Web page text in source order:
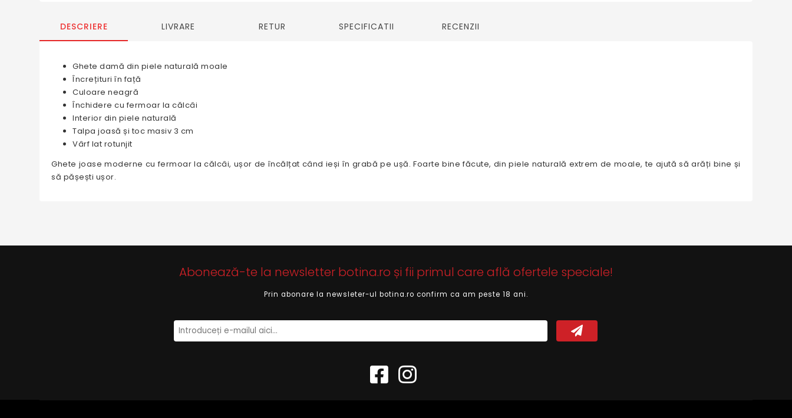
DESCRIERE LIVRARE RETUR SPECIFICATII RECENZII
Ghete damă din piele naturală moale
Încrețituri în față
Culoare neagră
Închidere cu fermoar la călcâi
Interior din piele naturală
Talpa joasă și toc masiv 3 cm
Vârf lat rotunjit
Ghete joase moderne cu fermoar la călcâi, ușor de încălțat când ieși în grabă pe ușă. Foarte bine făcute, din piele naturală extrem de moale, te ajută să arăți bine și
să pășești ușor.
Abonează-te la newsletter botina.ro și fii primul care află ofertele speciale!
Prin abonare la newsleter-ul botina.ro confirm ca am peste 18 ani.